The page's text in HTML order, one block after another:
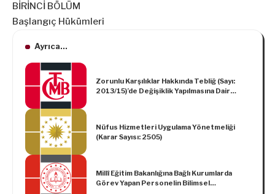
BİRİNCİ BÖLÜM
Başlangıç Hükümleri
Ayrıca...
Zorunlu Karşılıklar Hakkında Tebliğ (Sayı:
2013/15)’de Değişiklik Yapılmasına Dair
Nüfus Hizmetleri Uygulama Yönetmeliği
(Karar Sayısı: 2505)
Millî Eğitim Bakanlığına Bağlı Kurumlarda
Görev Yapan Personelin Bilimsel